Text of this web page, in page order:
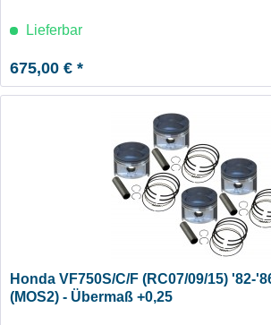
Lieferbar
675,00 € *
Honda VF750S/C/F (RC07/09/15) '82-
(MOS2) - Übermaß +0,25